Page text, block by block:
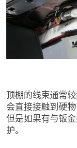
顶棚的线束通常
会直接接触到硬
但是如果有与钣
护。